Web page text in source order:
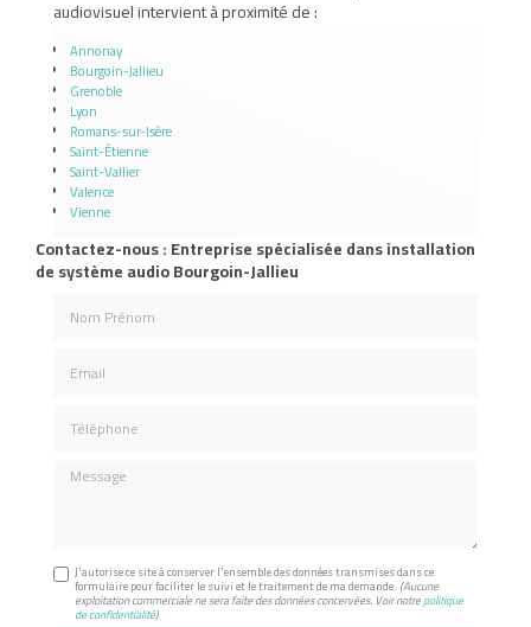
audiovisuel intervient à proximité de :
Annonay
Bourgoin-Jallieu
Grenoble
Lyon
Romans-sur-Isère
Saint-Étienne
Saint-Vallier
Valence
Vienne
Contactez-nous : Entreprise spécialisée dans installation
de système audio Bourgoin-Jallieu
Message
J'autorise ce site à conserver l'ensemble des données transmises dans ce
formulaire pour faciliter le suivi et le traitement de ma demande. (Aucune
exploitation commerciale ne sera faite des données concervées. Voir notrepolitique
de confidentialité)